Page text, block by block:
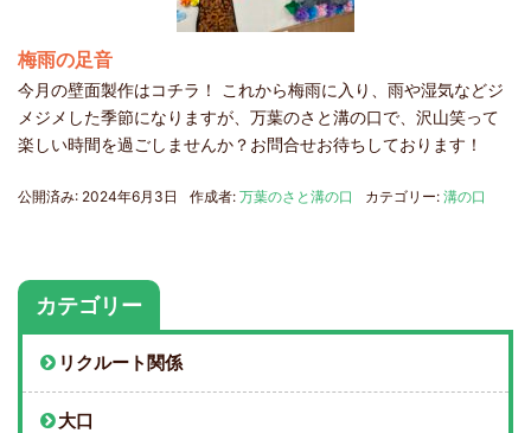
梅雨の足音
今月の壁面製作はコチラ！ これから梅雨に入り、雨や湿気などジ
メジメした季節になりますが、万葉のさと溝の口で、沢山笑って
楽しい時間を過ごしませんか？お問合せお待ちしております！
公開済み: 2024年6月3日 作成者: 万葉のさと溝の口 カテゴリー: 溝の口
カテゴリー
リクルート関係
大口